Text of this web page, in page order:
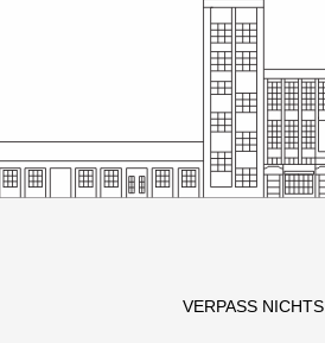
VERPASS NICHTS